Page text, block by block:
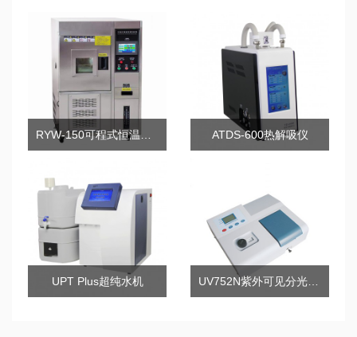
RYW-150可程式恒温恒湿试验箱 ATDS-600热解吸仪
UPT Plus超纯水机